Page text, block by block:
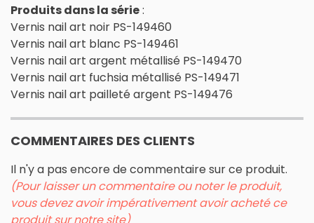
Produits dans la série:
Vernis nail art noir PS-149460
Vernis nail art blanc PS-149461
Vernis nail art argent métallisé PS-149470
Vernis nail art fuchsia métallisé PS-149471
Vernis nail art pailleté argent PS-149476
COMMENTAIRES DES CLIENTS
Il n'y a pas encore de commentaire sur ce produit.
(Pour laisser un commentaire ou noter le produit,
vous devez avoir impérativement avoir acheté ce